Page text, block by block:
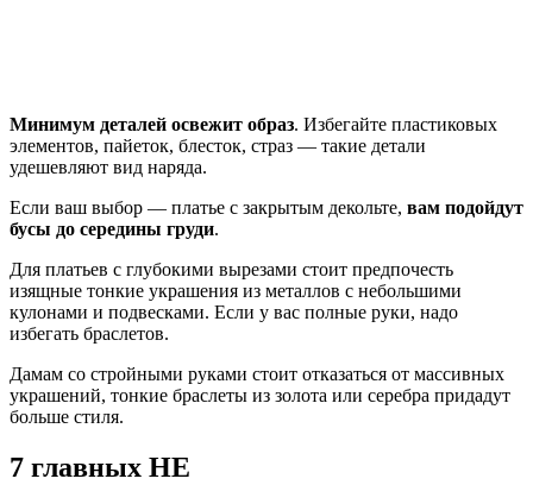
Минимум деталей освежит образ. Избегайте пластиковых
элементов, пайеток, блесток, страз — такие детали
удешевляют вид наряда.
Если ваш выбор — платье с закрытым декольте, вам подойдут
бусы до середины груди.
Для платьев с глубокими вырезами стоит предпочесть
изящные тонкие украшения из металлов с небольшими
кулонами и подвесками. Если у вас полные руки, надо
избегать браслетов.
Дамам со стройными руками стоит отказаться от массивных
украшений, тонкие браслеты из золота или серебра придадут
больше стиля.
7 главных НЕ